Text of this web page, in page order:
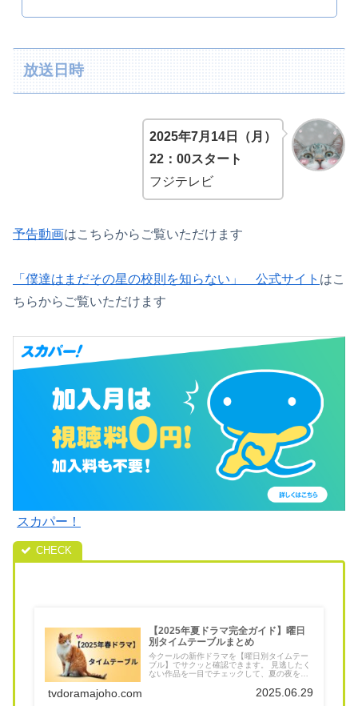
放送日時
2025年7月14日（月）
22：00スタート
フジテレビ
予告動画はこちらからご覧いただけます
「僕達はまだその星の校則を知らない」 公式サイト はこ
ちらからご覧いただけます
スカパー！
【2025年夏ドラマ完全ガイド】曜日
別タイムテーブルまとめ
今クールの新作ドラマを【曜日別タイムテー
ブル】でサクッと確認できます。 見逃したく
ない作品を一目でチェックして、夏の夜をも
tvdoramajoho.com 2025.06.29